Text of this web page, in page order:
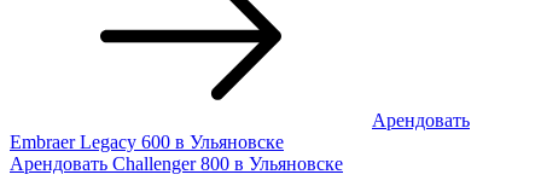
Арендовать
Embraer Legacy 600 в Ульяновске
Арендовать Challenger 800 в Ульяновске